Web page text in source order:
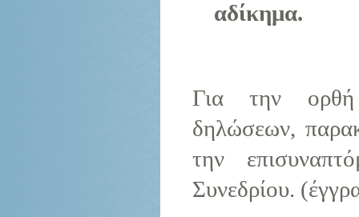
αδίκημα.
Για την
δηλώσεων,
την
Συνεδρίου.